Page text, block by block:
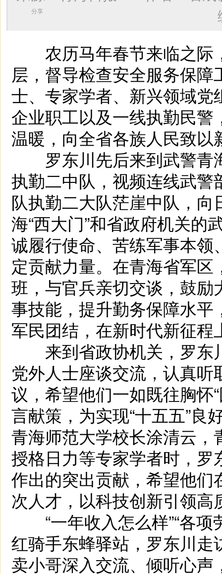
分享
农历马年春节来临之际
层，督导检查安全服务保
士、专家学者、新兴领域
企业职工以及一线执勤民
温暖，向全省各族人民致
罗东川先后来到武警青
执勤二中队，视频连线武警
队执勤二大队茫崖中队，
海“西大门”和省政府机关的
诚履行使命、苦练军事本
定贡献力量。在青海省军
班，与官兵亲切交谈，鼓
事技能，提升勤务保障水
军民团结，在新时代新征
来到省政协机关，罗东
党外人士座谈交流，认真
议，希望他们一如既往胸怀
言献策，为实现“十五五”良
青海师范大学校长涂清云
授格日力等专家学者时，
作出的突出贡献，希望他
次人才，以科技创新引领高
“一年收入怎么样”“各项
红骑手东蜂驿站，罗东川
卖小哥深入交流、倾听心